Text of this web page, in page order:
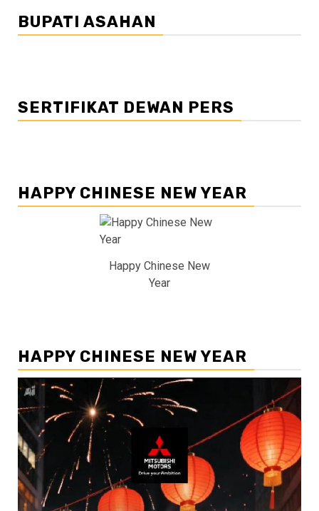
BUPATI ASAHAN
SERTIFIKAT DEWAN PERS
HAPPY CHINESE NEW YEAR
Happy Chinese New
Year
HAPPY CHINESE NEW YEAR
Pemutar